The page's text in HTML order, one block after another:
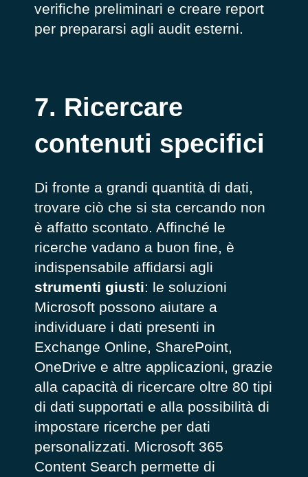
verifiche preliminari e creare report
per prepararsi agli audit esterni.
7. Ricercare
contenuti specifici
Di fronte a grandi quantità di dati,
trovare ciò che si sta cercando non
è affatto scontato. Affinché le
ricerche vadano a buon fine, è
indispensabile affidarsi agli
strumenti giusti: le soluzioni
Microsoft possono aiutare a
individuare i dati presenti in
Exchange Online, SharePoint,
OneDrive e altre applicazioni, grazie
alla capacità di ricercare oltre 80 tipi
di dati supportati e alla possibilità di
impostare ricerche per dati
personalizzati. Microsoft 365
Content Search permette di